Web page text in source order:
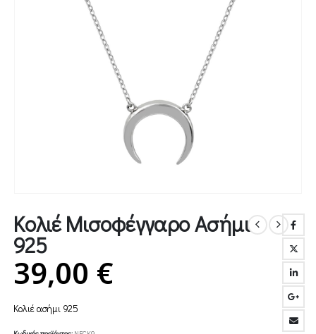
Κολιέ Μισοφέγγαρο Ασήμι
925
39,00 €
Κολιέ ασήμι 925